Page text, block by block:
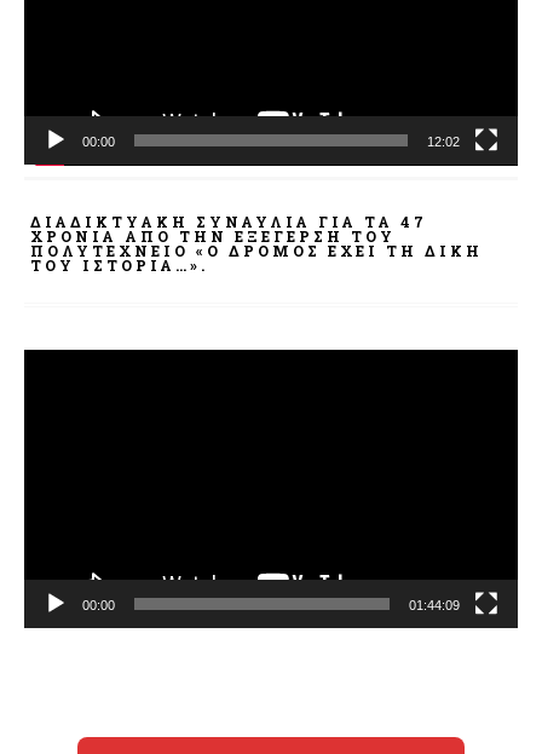
00:00 12:02
ΔΙΑΔΙΚΤΥΑΚΉ ΣΥΝΑΥΛΊΑ ΓΙΑ ΤΑ 47
ΧΡΌΝΙΑ ΑΠΌ ΤΗΝ ΕΞΈΓΕΡΣΗ ΤΟΥ
ΠΟΛΥΤΕΧΝΕΊΟ «Ο ΔΡΌΜΟΣ ΈΧΕΙ ΤΗ ΔΙΚΉ
ΤΟΥ ΙΣΤΟΡΊΑ…».
00:00 01:44:09